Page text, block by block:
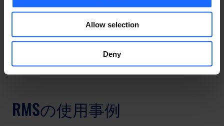
Allow selection
Deny
動作／通知フォームを、文字通り無限に設定することが
できるからです。この機能についての詳細は
事からご覧いただけます。ぜひご一読ください。
RMSの使用事例